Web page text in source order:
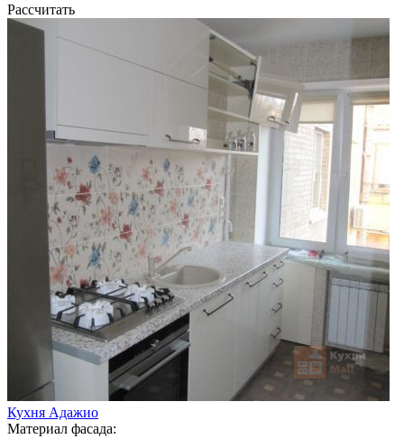
Рассчитать
Кухня Адажио
Материал фасада: